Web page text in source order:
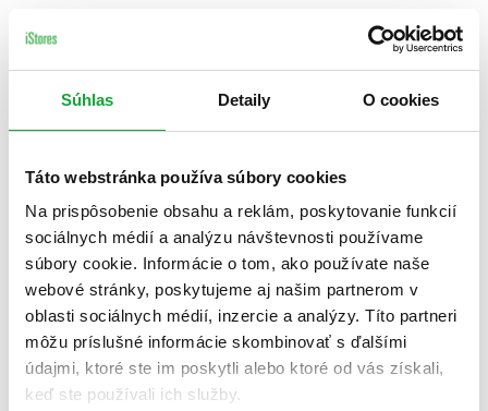
Súhlas Detaily O cookies
Táto webstránka používa súbory cookies
Na prispôsobenie obsahu a reklám, poskytovanie funkcií
sociálnych médií a analýzu návštevnosti používame
súbory cookie. Informácie o tom, ako používate naše
webové stránky, poskytujeme aj našim partnerom v
oblasti sociálnych médií, inzercie a analýzy. Títo partneri
môžu príslušné informácie skombinovať s ďalšími
údajmi, ktoré ste im poskytli alebo ktoré od vás získali,
keď ste používali ich služby.